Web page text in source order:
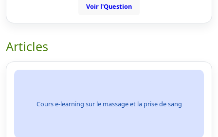
Voir l'Question
Articles
Cours e-learning sur le massage et la prise de sang